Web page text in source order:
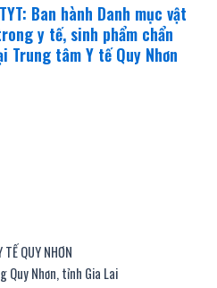
Ban hành Danh mục vật
y tế, sinh phẩm chẩn
tâm Y tế Quy Nhơn
QUY NHƠN
Quy Nhơn, tỉnh Gia Lai